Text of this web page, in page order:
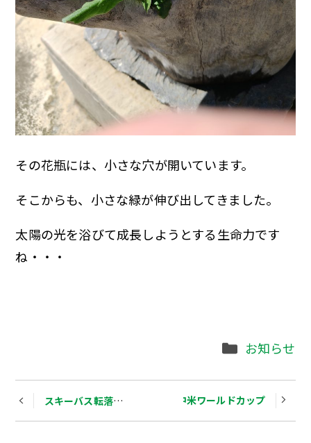
その花瓶には、小さな穴が開いています。
そこからも、小さな緑が伸び出してきました。
太陽の光を浴びて成長しようとする生命力です
ね・・・
Categories
お知らせ
Post
スキーバス転落事故から１０年 サッカー北中米ワールドカップ